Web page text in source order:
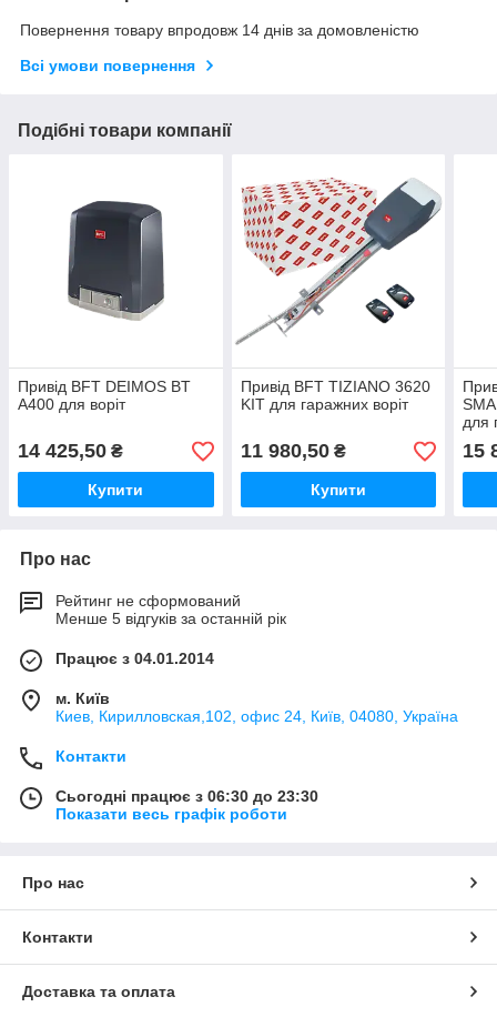
Повернення товару впродовж 14 днів за домовленістю
Всі умови повернення
Подібні товари компанії
Привід BFT DEIMOS BT
A400 для воріт
14 425,50 ₴
Купити
Привід BFT TIZIANO 3620
KIT для гаражних воріт
11 980,50₴
Купити
для
15
Про нас
Рейтинг не сформований
Менше 5 відгуків за останній рік
Працює з 04.01.2014
м. Київ
Киев, Кирилловская,102, офис 24, Київ, 04080, Україна
Контакти
Сьогодні працює з 06:30 до 23:30
Показати весь графік роботи
Про нас
Контакти
Доставка та оплата